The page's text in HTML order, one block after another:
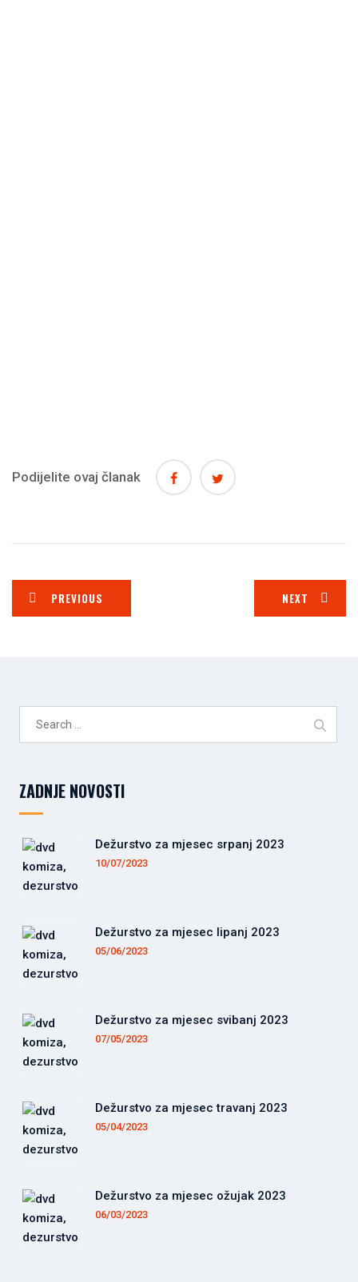
Podijelite ovaj članak
PREVIOUS NEXT
ZADNJE NOVOSTI
Dežurstvo za mjesec srpanj 2023
10/07/2023
Dežurstvo za mjesec lipanj 2023
05/06/2023
Dežurstvo za mjesec svibanj 2023
07/05/2023
Dežurstvo za mjesec travanj 2023
05/04/2023
Dežurstvo za mjesec ožujak 2023
06/03/2023